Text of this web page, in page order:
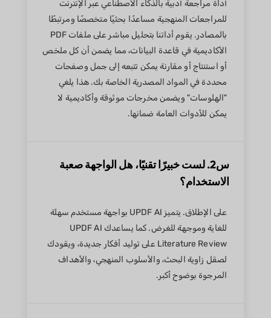
أداة مراجعة أدبية بالذكاء الاصطناعي عبر الإنترنت
للمراجعات المنهجية مساعدًا بحثيًا متخصصًا ومرتبطًا
بالمصادر. يقوم أداتنا بتحليل مباشر على ملفات PDF
الأكاديمية في قاعدة البيانات، مما يضمن أن كل ملخص
أو استنتاج أو مقارنة يمكن تتبعه إلى جمل وصفحات
محددة في المواد المصدرية الخاصة بك. هذا يلغي
"الهلوسات" ويضمن مخرجات موثوقة وأكاديمية لا
يمكن للأدوات العامة ضمانها.
س2. لست خبيرًا تقنيًا، هل الواجهة صعبة
الاستخدام؟
على الإطلاق. يتميز UPDF AI بواجهة مستخدم سهلة
للغاية وموجهة للغرض. كما يساعدك UPDF AI
Literature Review على توليد أفكار جديدة، ويقودك
لصقل زاوية البحث، والأسلوب المنهجي، والأهداف
المرجوة بوضوح أكبر.